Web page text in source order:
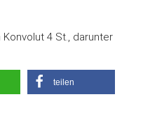
4 St., darunter
teilen